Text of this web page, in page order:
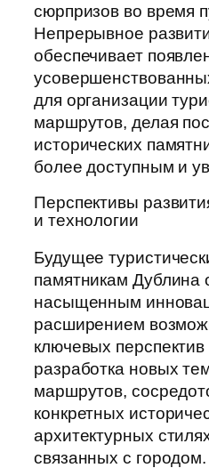
сюрпризов во время
Непрерывное
обеспечивает
для организации
маршрутов, делая
исторических
более доступным и
Перспективы
и технологии
Будущее
памятникам Дублина
насыщенным
расширением
ключевых перспектив
разработка новых
маршрутов,
конкретных
архитектурных
связанных с